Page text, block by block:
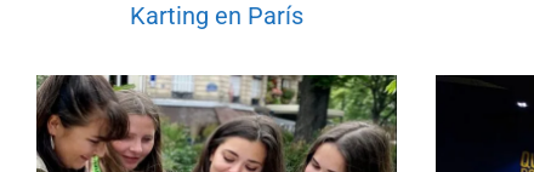
Karting en París